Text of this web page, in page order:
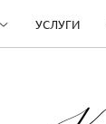
УСЛУГИ